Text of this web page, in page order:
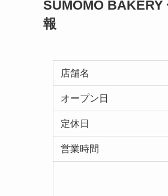
SUMOMO BAKERY
報
店舗名
オープン日
定休日
営業時間